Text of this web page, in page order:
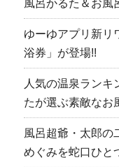
風呂かるた＆お風
ゆーゆアプリ新リ
浴券」が登場!!
人気の温泉ランキ
たが選ぶ素敵なお
風呂超爺・太郎の
めぐみを蛇口ひと